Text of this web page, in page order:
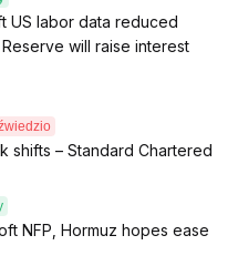
US labor data reduced
will raise interest
shifts – Standard Chartered
NFP, Hormuz hopes ease